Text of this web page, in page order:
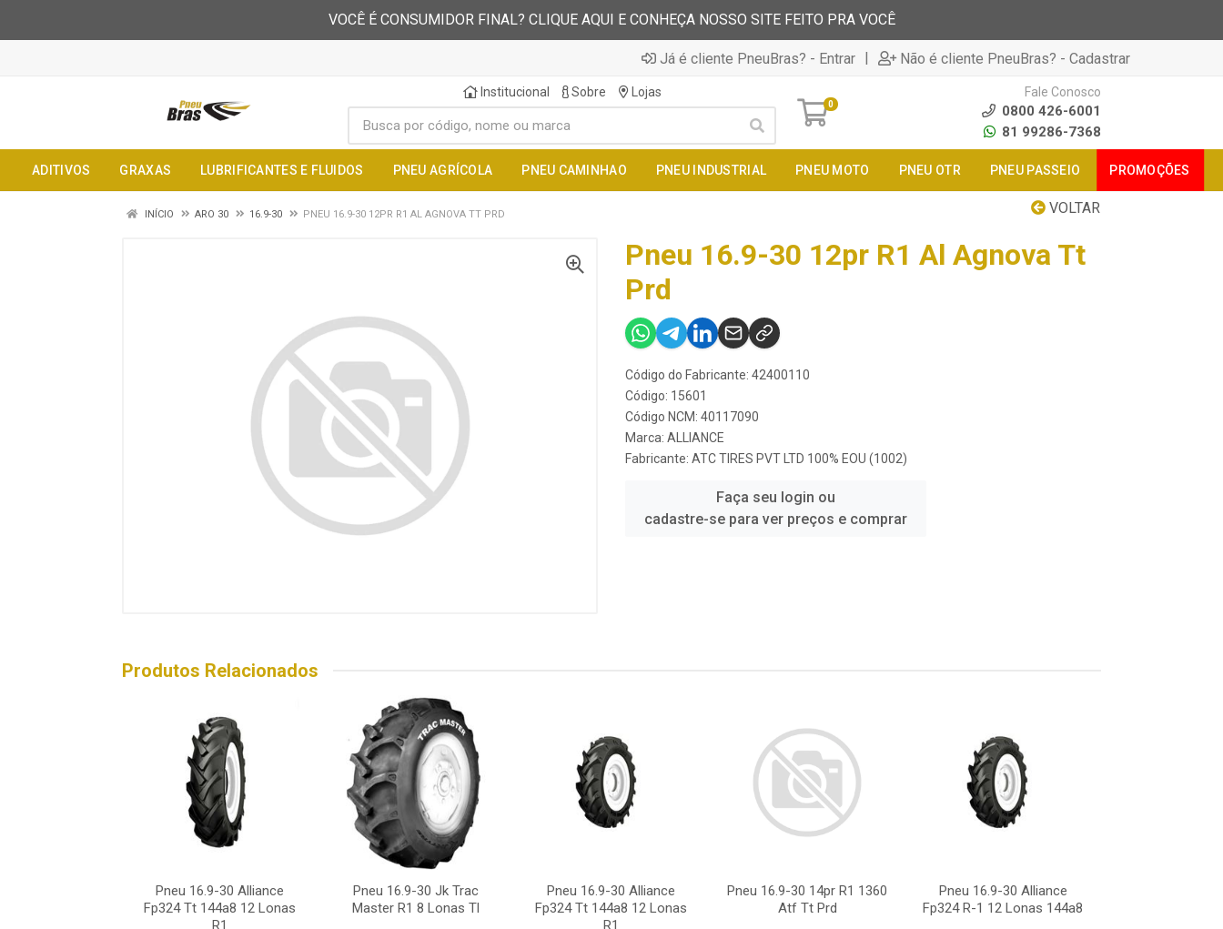
VOCÊ É CONSUMIDOR FINAL? CLIQUE AQUI E CONHEÇA NOSSO SITE FEITO PRA VOCÊ
Já é cliente PneuBras? - Entrar | Não é cliente PneuBras? - Cadastrar
Institucional Sobre Lojas
0
Fale Conosco
0800 426-6001
81 99286-7368
ADITIVOS GRAXAS LUBRIFICANTES E FLUIDOS PNEU AGRÍCOLA PNEU CAMINHAO PNEU INDUSTRIAL PNEU MOTO PNEU OTR PNEU PASSEIO PROMOÇÕES
VOLTAR
INÍCIO ARO 30 16.9-30 PNEU 16.9-30 12PR R1 AL AGNOVA TT PRD
Pneu 16.9-30 12pr R1 Al Agnova Tt
Prd
Código do Fabricante: 42400110
Código: 15601
Código NCM: 40117090
Marca: ALLIANCE
Fabricante: ATC TIRES PVT LTD 100% EOU (1002)
Faça seu login ou
cadastre-se para ver preços e comprar
Produtos Relacionados
Pneu 16.9-30 Alliance
Fp324 Tt 144a8 12 Lonas
R1
Pneu 16.9-30 Jk Trac
Master R1 8 Lonas Tl
Pneu 16.9-30 Alliance
Fp324 Tt 144a8 12 Lonas
R1
Pneu 16.9-30 14pr R1 1360
Atf Tt Prd
Pneu 16.9-30 Alliance
Fp324 R-1 12 Lonas 144a8